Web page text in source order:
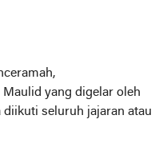
yang digelar oleh
diikuti seluruh jajaran atau